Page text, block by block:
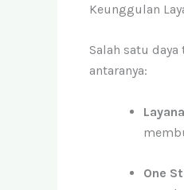
Keunggulan
Salah satu
antaranya:
One